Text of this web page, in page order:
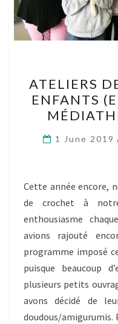
ATELIERS
ENFANTS
1 June 2019
Cette année encore,
de crochet à
enthousiasme
avions rajouté
programme imposé
puisque beaucoup
plusieurs petits
avons décidé de
doudous/amigurumis.